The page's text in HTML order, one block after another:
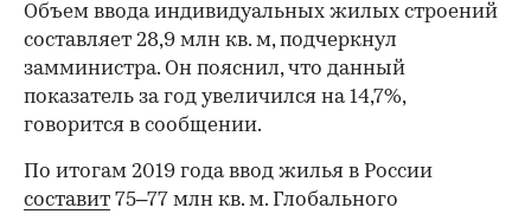
Объем ввода индивидуальных жилых строений
составляет 28,9 млн кв. м, подчеркнул
замминистра. Он пояснил, что данный
показатель за год увеличился на 14,7%,
говорится в сообщении.
По итогам 2019 года ввод жилья в России
составит 75–77 млн кв. м. Глобального